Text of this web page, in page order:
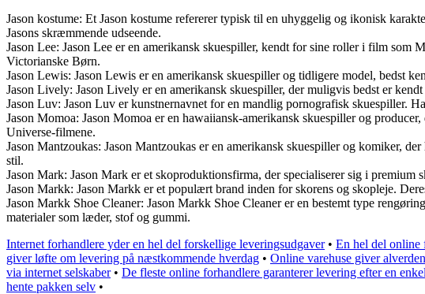
Jason kostume: Et Jason kostume refererer typisk til en uhyggelig og ikonisk
Jasons skræmmende udseende.
Jason Lee: Jason Lee er en amerikansk skuespiller, kendt for sine roller i film som
Victorianske Børn.
Jason Lewis: Jason Lewis er en amerikansk skuespiller og tidligere model, bedst
Jason Lively: Jason Lively er en amerikansk skuespiller, der muligvis bedst er
Jason Luv: Jason Luv er kunstnernavnet for en mandlig pornografisk skuespiller.
Jason Momoa: Jason Momoa er en hawaiiansk-amerikansk skuespiller og
Universe-filmene.
Jason Mantzoukas: Jason Mantzoukas er en amerikansk skuespiller og komiker,
stil.
Jason Mark: Jason Mark er et skoproduktionsfirma, der specialiserer sig i
Jason Markk: Jason Markk er et populært brand inden for skorens og skopleje.
Jason Markk Shoe Cleaner: Jason Markk Shoe Cleaner er en bestemt type
materialer som læder, stof og gummi.
Internet forhandlere yder en hel del forskellige leveringsudgaver• En hel del online
giver løfte om levering på næstkommende hverdag • Online varehuse giver
via internet selskaber• De fleste online forhandlere garanterer levering efter en
hente pakken selv •